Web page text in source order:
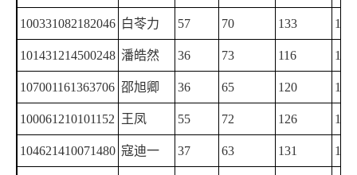
100331082182046 白苓力 57 70 133 118
101431214500248 潘皓然 36 73 116 145
107001161363706 邵旭卿 36 65 120 145
100061210101152 王凤 55 72 126 112
104621410071480 寇迪一 37 63 131 131